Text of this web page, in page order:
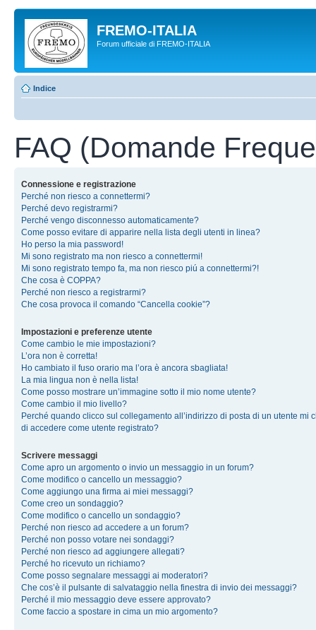
FREMO-ITALIA
Forum ufficiale di FREMO-ITALIA
Indice
FAQ (Domande
Connessione e registrazione
Perché non riesco a connettermi?
Perché devo registrarmi?
Perché vengo disconnesso automaticamente?
Come posso evitare di apparire nella lista degli utenti in linea?
Ho perso la mia password!
Mi sono registrato ma non riesco a connettermi!
Mi sono registrato tempo fa, ma non riesco piú a connettermi?!
Che cosa è COPPA?
Perché non riesco a registrarmi?
Che cosa provoca il comando “Cancella cookie”?
Impostazioni e preferenze utente
Come cambio le mie impostazioni?
L’ora non è corretta!
Ho cambiato il fuso orario ma l’ora è ancora sbagliata!
La mia lingua non è nella lista!
Come posso mostrare un’immagine sotto il mio nome utente?
Come cambio il mio livello?
Perché quando clicco sul collegamento all’indirizzo di posta di un utente mi
di accedere come utente registrato?
Scrivere messaggi
Come apro un argomento o invio un messaggio in un forum?
Come modifico o cancello un messaggio?
Come aggiungo una firma ai miei messaggi?
Come creo un sondaggio?
Come modifico o cancello un sondaggio?
Perché non riesco ad accedere a un forum?
Perché non posso votare nei sondaggi?
Perché non riesco ad aggiungere allegati?
Perché ho ricevuto un richiamo?
Come posso segnalare messaggi ai moderatori?
Che cos’è il pulsante di salvataggio nella finestra di invio dei messaggi?
Perché il mio messaggio deve essere approvato?
Come faccio a spostare in cima un mio argomento?